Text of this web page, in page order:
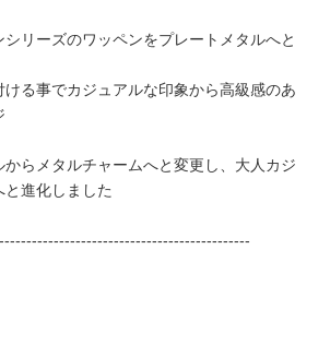
リーズのワッペンをプレートメタルへと
ける事でカジュアルな印象から高級感のあ
らメタルチャームへと変更し、大人カジ
と進化しました